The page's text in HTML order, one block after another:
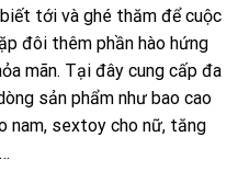
tới và ghé thăm để cuộc
đôi thêm phần hào hứng
mãn. Tại đây cung cấp đa
sản phẩm như bao cao
nam, sextoy cho nữ, tăng